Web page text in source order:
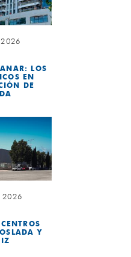
LOS
EN
DE
2026
Y